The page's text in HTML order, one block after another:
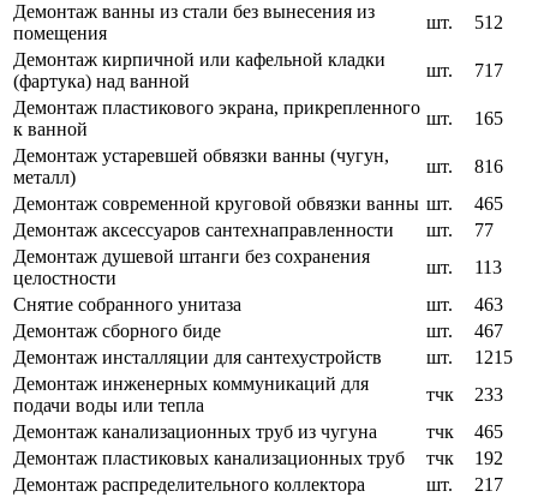
Демонтаж ванны из стали без вынесения из
помещения
шт.
512
Демонтаж кирпичной или кафельной кладки
(фартука) над ванной
шт.
717
Демонтаж пластикового экрана, прикрепленного
к ванной
шт.
165
Демонтаж устаревшей обвязки ванны (чугун,
металл)
шт.
816
Демонтаж современной круговой обвязки ванны шт.
465
Демонтаж аксессуаров сантехнаправленности
шт.
77
Демонтаж душевой штанги без сохранения
целостности
шт.
113
Снятие собранного унитаза
шт.
463
Демонтаж сборного биде
шт.
467
Демонтаж инсталляции для сантехустройств
шт.
1215
Демонтаж инженерных коммуникаций для
подачи воды или тепла
тчк
233
Демонтаж канализационных труб из чугуна
тчк
465
Демонтаж пластиковых канализационных труб
тчк
192
Демонтаж распределительного коллектора
шт.
217